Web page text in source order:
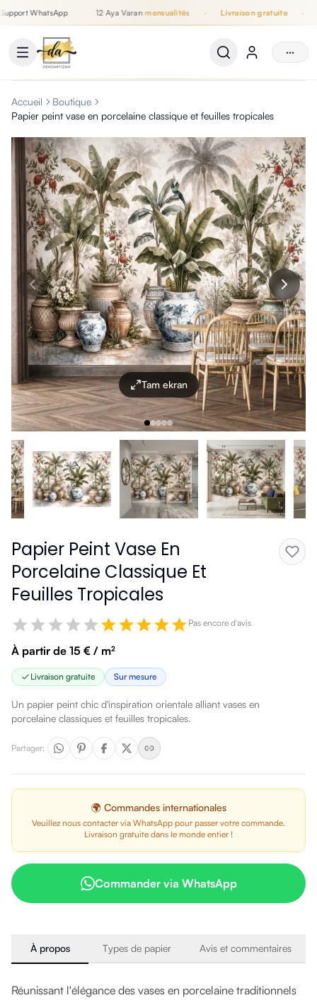
WhatsApp 12 Aya Varan mensualités Livraison gratuite
···
Accueil
Boutique
Papier peint vase en porcelaine classique et feuilles tropicales
Tam ekran
Papier Peint Vase En
Porcelaine Classique Et
Feuilles Tropicales
Pas encore d'avis
À partir de 15 € / m²
Livraison gratuite Sur mesure
Un papier peint chic d'inspiration orientale alliant vases en
porcelaine classiques et feuilles tropicales.
Partager:
🌍 Commandes internationales
Veuillez nous contacter via WhatsApp pour passer votre commande.
Livraison gratuite dans le monde entier !
Commander via WhatsApp
À propos Types de papier Avis et commentaires
Réunissant l'élégance des vases en porcelaine traditionnels